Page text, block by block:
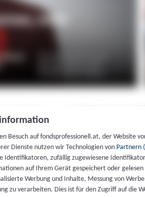
Besuch auf fondsprofessionell.at, der Website
Dienste nutzen wir Technologien von Partnern
Identifikatoren, zufällig zugewiesene
auf Ihrem Gerät gespeichert oder
Werbung und Inhalte, Messung von
zu verarbeiten. Dies ist für den Zugriff auf die